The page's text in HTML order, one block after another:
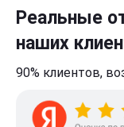
Реальные
наших
90% клиентов,